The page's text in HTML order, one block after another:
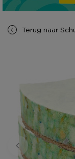
Terug naar